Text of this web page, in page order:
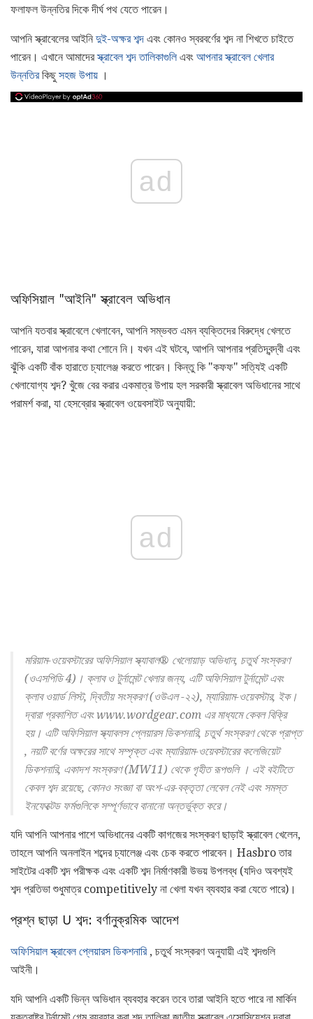
ফলাফল উন্নতির দিকে দীর্ঘ পথ যেতে পারেন।
আপনি স্ক্রাবেলের আইনি দুই-অক্ষর শব্দ এবং কোনও স্বরবর্ণের শব্দ না শিখতে চাইতে
পারেন। এখানে আমাদেরস্ক্রাবেল শব্দ তালিকাগুলিএবং আপনার স্ক্রাবেল খেলার
উন্নতিরকিছুসহজ উপায় ।
ad
অফিসিয়াল "আইনি" স্ক্রাবেল অভিধান
আপনি যতবার স্ক্রাবেলে খেলাবেন, আপনি সম্ভবত এমন ব্যক্তিদের বিরুদ্ধে খেলতে
পারেন, যারা আপনার কথা শোনে নি। যখন এই ঘটবে, আপনি আপনার প্রতিদ্বন্দ্বী এবং
ঝুঁকি একটি বাঁক হারাতে চ্যালেঞ্জ করতে পারেন। কিন্তু কি "কফফ" সত্যিই একটি
খেলাযোগ্য শব্দ? খুঁজে বের করার একমাত্র উপায় হল সরকারী স্ক্রাবেল অভিধানের সাথে
পরামর্শ করা, যা হেসব্রোর স্ক্রাবেল ওয়েবসাইট অনুযায়ী:
ad
মরিয়াম-ওয়েবস্টারের অফিসিয়াল স্ক্যাবাল® খেলোয়াড় অভিধান, চতুর্থ সংস্করণ
(ওএসপিডি 4)। ক্লাব ও টুর্নামেন্ট খেলার জন্য, এটি অফিসিয়াল টুর্নামেন্ট এবং
ক্লাব ওয়ার্ড লিস্ট, দ্বিতীয় সংস্করণ (ওউএল -২২), ম্যারিয়াম-ওয়েবস্টার, ইক।
দ্বারা প্রকাশিত এবং www.wordgear.com এর মাধ্যমে কেবল বিক্রি
হয়। এটিঅফিসিয়াল স্ক্যাবলস প্লেয়ারস ডিকশনারি, চতুর্থ সংস্করণথেকে প্রাপ্ত
, নয়টি বর্ণের অক্ষরের সাথে সম্পৃক্ত এবং ম্যারিয়াম-ওয়েবস্টারের কলেজিয়েট
ডিকশনারি, একাদশ সংস্করণ (MW11) থেকে গৃহীতরূপগুলি। এই বইটিতে
কেবল শব্দ রয়েছে, কোনও সংজ্ঞা বা অংশ-এর-বক্তৃতা লেবেল নেই এবং সমস্ত
ইনফেক্টেড ফর্মগুলিকে সম্পূর্ণভাবে বানানো অন্তর্ভুক্ত করে।
যদি আপনি আপনার পাশে অভিধানের একটি কাগজের সংস্করণ ছাড়াই স্ক্রাবেল খেলেন,
তাহলে আপনি অনলাইন শব্দের চ্যালেঞ্জ এবং চেক করতে পারবেন। Hasbro তার
সাইটের একটি শব্দ পরীক্ষক এবং একটি শব্দ নির্মাণকারী উভয় উপলব্ধ (যদিও অবশ্যই
শব্দ প্রতিভা শুধুমাত্র competitively না খেলা যখন ব্যবহার করা যেতে পারে)।
প্রশ্ন ছাড়া U শব্দ: বর্ণানুক্রমিক আদেশ
অফিসিয়াল স্ক্রাবেল প্লেয়ারস ডিকশনারি, চতুর্থ সংস্করণ অনুযায়ী এই শব্দগুলি
আইনী।
যদি আপনি একটি ভিন্ন অভিধান ব্যবহার করেন তবে তারা আইনি হতে পারে না মার্কিন